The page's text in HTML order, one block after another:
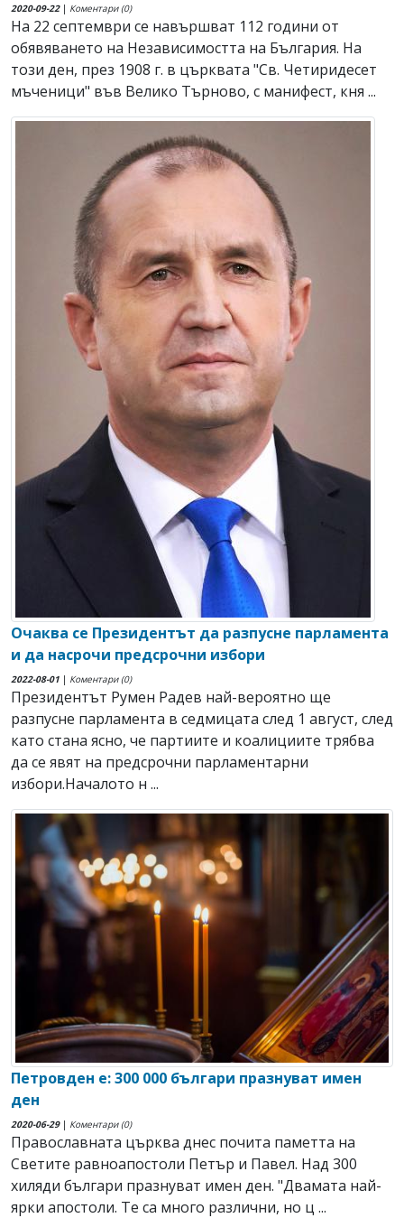
2020-09-22| Коментари (0)
На 22 септември се навършват 112 години от
обявяването на Независимостта на България. На
този ден, през 1908 г. в църквата "Св. Четиридесет
мъченици" във Велико Търново, с манифест, кня ...
Очаква се Президентът да разпусне парламента
и да насрочи предсрочни избори
2022-08-01 | Коментари (0)
Президентът Румен Радев най-вероятно ще
разпусне парламента в седмицата след 1 август, след
като стана ясно, че партиите и коалициите трябва
да се явят на предсрочни парламентарни
избори.Началото н ...
Петровден е: 300 000 българи празнуват имен
ден
2020-06-29| Коментари (0)
Православната църква днес почита паметта на
Светите равноапостоли Петър и Павел. Над 300
хиляди българи празнуват имен ден. "Двамата най-
ярки апостоли. Те са много различни, но ц ...